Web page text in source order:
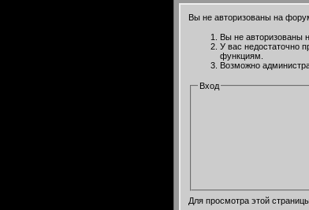
Вы не авторизованы на
Вы не авторизованы
У вас недостаточно
функциям.
Возможно
Вход
Для просмотра этой